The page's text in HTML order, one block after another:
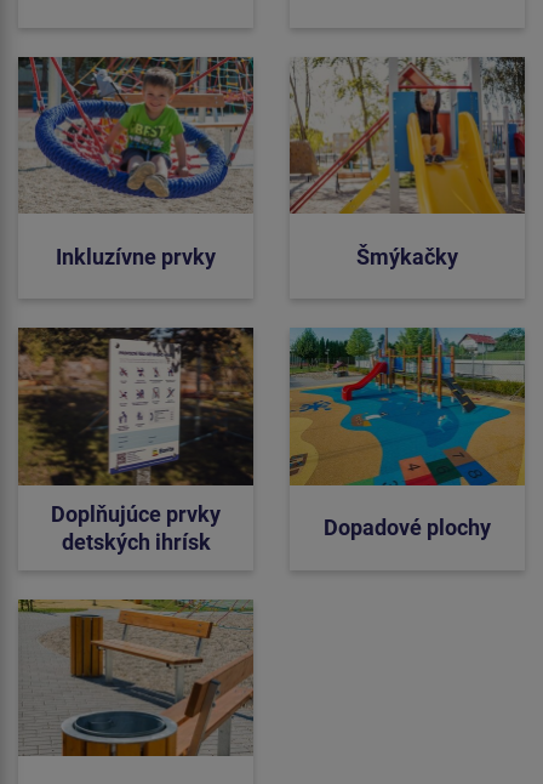
Inkluzívne prvky Šmýkačky
Doplňujúce prvky
detských ihrísk
Dopadové plochy